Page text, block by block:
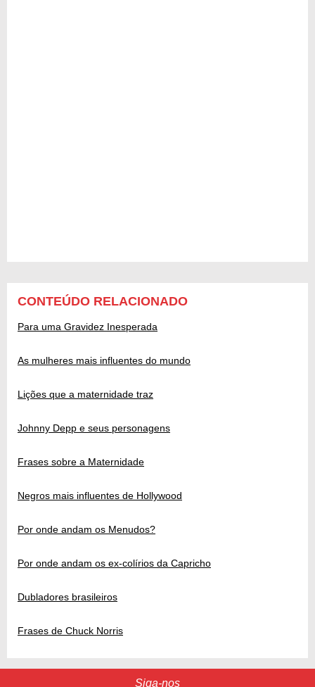
CONTEÚDO RELACIONADO
Para uma Gravidez Inesperada
As mulheres mais influentes do mundo
Lições que a maternidade traz
Johnny Depp e seus personagens
Frases sobre a Maternidade
Negros mais influentes de Hollywood
Por onde andam os Menudos?
Por onde andam os ex-colírios da Capricho
Dubladores brasileiros
Frases de Chuck Norris
Siga-nos